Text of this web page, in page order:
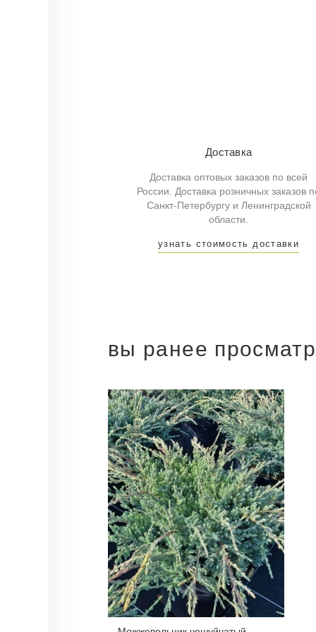
Доставка
Доставка оптовых заказов по всей
России. Доставка розничных заказов
Санкт-Петербургу и Ленинградской
области.
узнать стоимость доставки
вы ранее